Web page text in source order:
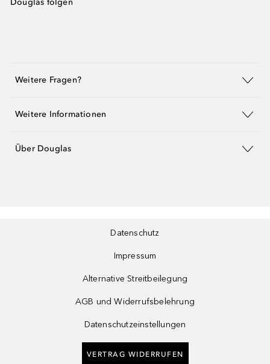
Douglas folgen
Weitere Fragen?
Weitere Informationen
Über Douglas
Datenschutz
Impressum
Alternative Streitbeilegung
AGB und Widerrufsbelehrung
Datenschutzeinstellungen
VERTRAG WIDERRUFEN